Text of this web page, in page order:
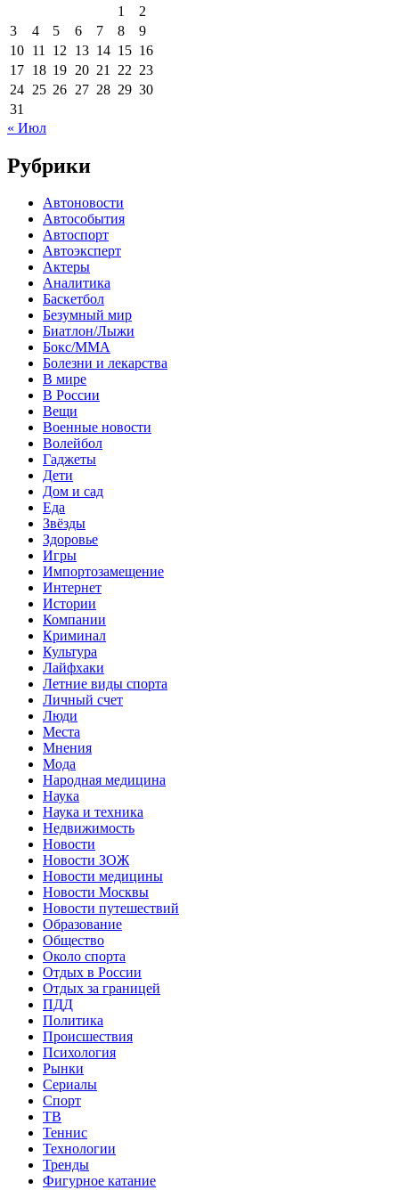
1
2
3
4 5 6 7 8
9
10 11 12 13 14 15 16
17 18 19 20 21 22 23
24 25 26 27 28 29 30
31
« Июл
Рубрики
Автоновости
Автособытия
Автоспорт
Автоэксперт
Актеры
Аналитика
Баскетбол
Безумный мир
Биатлон/Лыжи
Бокс/MMA
Болезни и лекарства
В мире
В России
Вещи
Военные новости
Волейбол
Гаджеты
Дети
Дом и сад
Еда
Звёзды
Здоровье
Игры
Импортозамещение
Интернет
Истории
Компании
Криминал
Культура
Лайфхаки
Летние виды спорта
Личный счет
Люди
Места
Мнения
Мода
Народная медицина
Наука
Наука и техника
Недвижимость
Новости
Новости ЗОЖ
Новости медицины
Новости Москвы
Новости путешествий
Образование
Общество
Около спорта
Отдых в России
Отдых за границей
ПДД
Политика
Происшествия
Психология
Рынки
Сериалы
Спорт
ТВ
Теннис
Технологии
Тренды
Фигурное катание